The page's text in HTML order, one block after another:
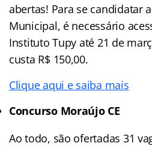
abertas! Para se candidatar
Municipal, é necessário
Instituto Tupy até 21 de
custa R$ 150,00.
Clique aqui e saiba mais
Concurso Moraújo CE
Ao todo, são ofertadas 31